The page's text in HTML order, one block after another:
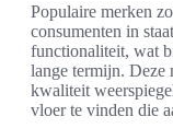
Populaire merken
consumenten in
functionaliteit, wat
lange termijn. Deze
kwaliteit
vloer te vinden die